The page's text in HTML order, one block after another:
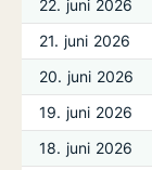
22. juni 2026
21. juni 2026
20. juni 2026
19. juni 2026
18. juni 2026